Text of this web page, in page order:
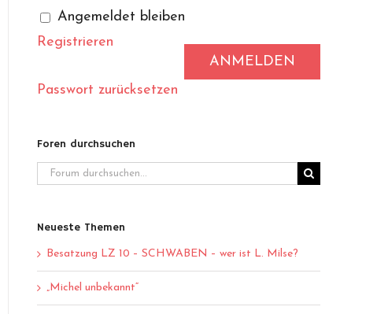
Angemeldet bleiben
ANMELDEN
Registrieren
Passwort zurücksetzen
Foren durchsuchen
Neueste Themen
Besatzung LZ 10 – SCHWABEN – wer ist L. Milse?
„Michel unbekannt“